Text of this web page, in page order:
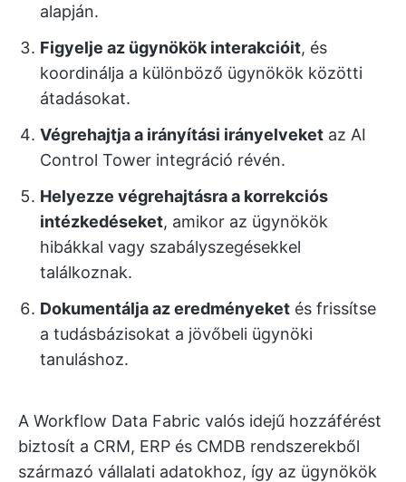
alapján.
Figyelje az ügynökök interakcióit, és
koordinálja a különböző ügynökök közötti
átadásokat.
Végrehajtja a irányítási irányelveket az AI
Control Tower integráció révén.
Helyezze végrehajtásra a korrekciós
intézkedéseket, amikor az ügynökök
hibákkal vagy szabályszegésekkel
találkoznak.
Dokumentálja az eredményeket és frissítse
a tudásbázisokat a jövőbeli ügynöki
tanuláshoz.
A Workflow Data Fabric valós idejű hozzáférést
biztosít a CRM, ERP és CMDB rendszerekből
származó vállalati adatokhoz, így az ügynökök